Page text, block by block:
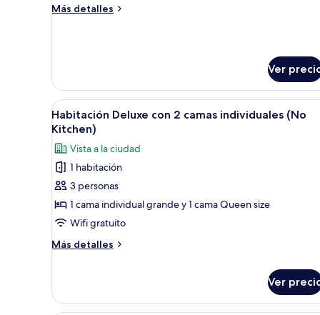
Más detalles
Más
Ver
Abrir
todas
las
fotos
de
Habitación
Deluxe
con
2
camas
Kitchen)
Habitación de hotel con dos
6
Habitación Deluxe con 2 camas individuales (No
Kitchen)
Vista a la ciudad
1 habitación
3 personas
1 cama individual grande y 1 cama Queen size
Wifi gratuito
Más detalles
Más
Deluxe
con
Ver